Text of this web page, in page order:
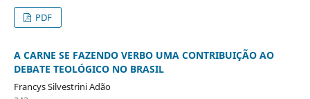
PDF
A CARNE SE FAZENDO VERBO UMA CONTRIBUIÇÃO AO
DEBATE TEOLÓGICO NO BRASIL
Francys Silvestrini Adão